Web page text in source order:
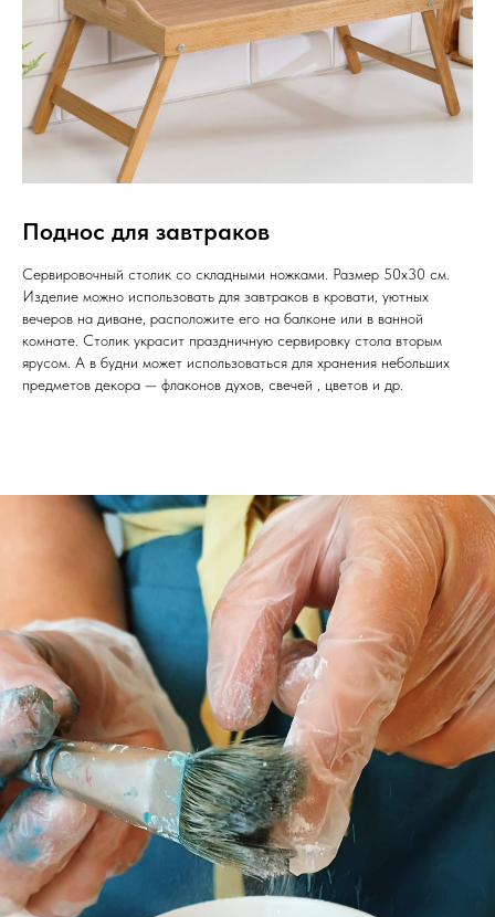
Поднос для завтраков
Сервировочный столик со складными ножками. Размер 50х30 см.
Изделие можно использовать для завтраков в кровати, уютных
вечеров на диване, расположите его на балконе или в ванной
комнате. Столик украсит праздничную сервировку стола вторым
ярусом. А в будни может использоваться для хранения небольших
предметов декора — флаконов духов, свечей , цветов и др.